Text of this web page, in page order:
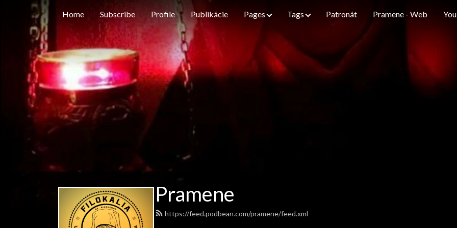
Home Subscribe Profile Publikácie Pages Tags Patronát Pramene - Web
Pramene
https://feed.podbean.com/pramene/feed.xml